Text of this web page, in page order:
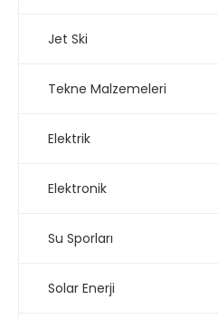
Jet Ski
Tekne Malzemeleri
Elektrik
Elektronik
Su Sporları
Solar Enerji